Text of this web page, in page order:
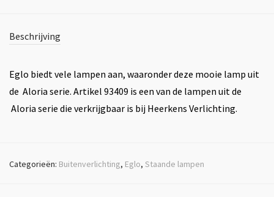
Beschrijving
Eglo biedt vele lampen aan, waaronder deze mooie lamp uit
de Aloria serie. Artikel 93409 is een van de lampen uit de
Aloria serie die verkrijgbaar is bij Heerkens Verlichting.
Categorieën: Buitenverlichting, Eglo, Staande lampen